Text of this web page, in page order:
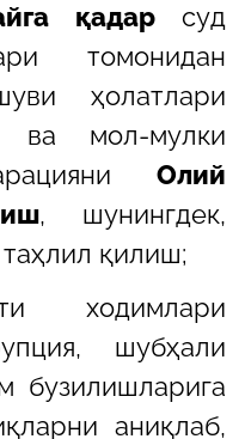
қадарсуд
томонидан
ҳолатлари
ва мол-мулки
Олий
, шунингдек,
қилиш;
ходимлари
шубҳали
бузилишларига
аниқлаб,